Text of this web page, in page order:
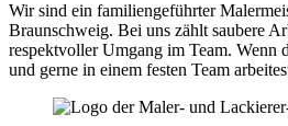
Wir sind ein familiengeführter
Braunschweig. Bei uns zählt saubere
respektvoller Umgang im Team. Wenn
und gerne in einem festen Team